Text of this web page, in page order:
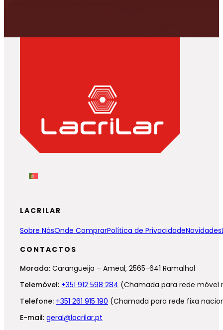
LACRILAR
Sobre NósOnde ComprarPolítica de PrivacidadeNovidades
CONTACTOS
Morada: Carangueija – Ameal, 2565-641 Ramalhal
Telemóvel: +351 912 598 284 (Chamada para rede móvel
Telefone: +351 261 915 190 (Chamada para rede fixa
E-mail: geral@lacrilar.pt